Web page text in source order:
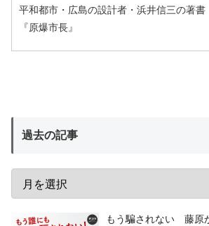
平和都市・広島の設計者・浜井信三の著書
『原爆市長』
過去の記事
もう騙されない 藤原